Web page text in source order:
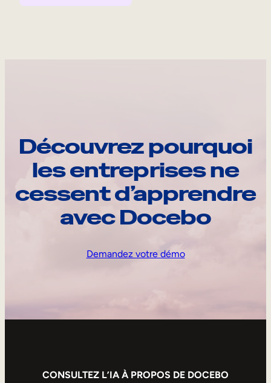
Découvrez pourquoi
les entreprises ne
cessent d’apprendre
avec Docebo
Demandez votre démo
CONSULTEZ L’IA À PROPOS DE DOCEBO